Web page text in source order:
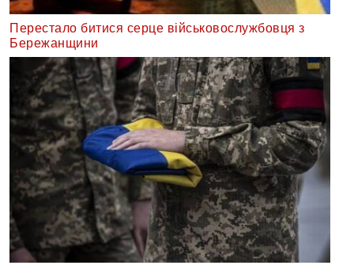
Перестало битися серце військовослужбовця з
Бережанщини